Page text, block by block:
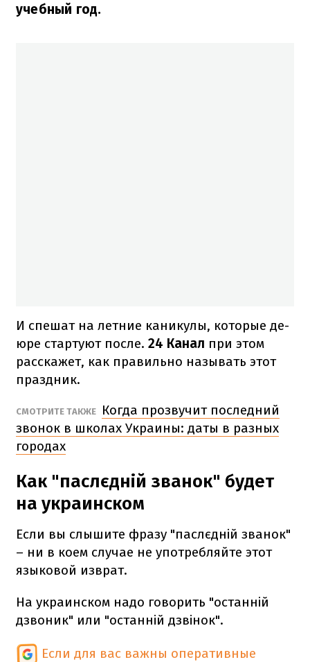
учебный год.
И спешат на летние каникулы, которые де-
юре стартуют после. 24 Канал при этом
расскажет, как правильно называть этот
праздник.
СМОТРИТЕ ТАКЖЕ
Когда прозвучит последний
звонок в школах Украины: даты в разных
городах
Как "паслєдній званок" будет
на украинском
Если вы слышите фразу "паслєдній званок"
– ни в коем случае не употребляйте этот
языковой изврат.
На украинском надо говорить "останній
дзвоник" или "останній дзвінок".
Если для вас важны оперативные